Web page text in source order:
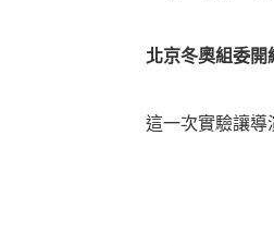
北京冬奧組委開
這一次實驗讓導演